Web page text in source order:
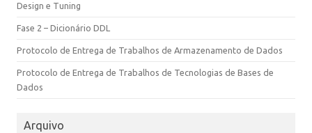
Design e Tuning
Fase 2 – Dicionário DDL
Protocolo de Entrega de Trabalhos de Armazenamento de Dados
Protocolo de Entrega de Trabalhos de Tecnologias de Bases de
Dados
Arquivo